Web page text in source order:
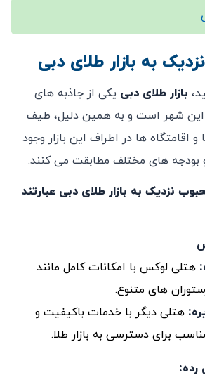
به بازار طلای دبی
بازار طلای دبی یکی از جاذبه ‌های
شهر است و به همین دلیل، طیف
اقامتگاه‌ ها در اطراف این بازار وجود
بودجه ‌های مختلف مطابقت می ‌کنند.
نزدیک به بازار طلای دبی عبارتند
: هتلی لوکس با امکانات کامل مانند
‌های متنوع.
: هتلی دیگر با خدمات باکیفیت و
برای دسترسی به بازار طلا.
: